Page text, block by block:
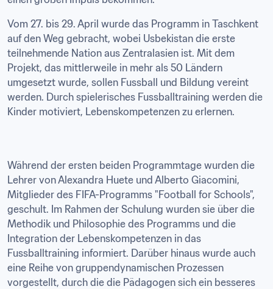
Vom 27. bis 29. April wurde das Programm in Taschkent
auf den Weg gebracht, wobei Usbekistan die erste
teilnehmende Nation aus Zentralasien ist. Mit dem
Projekt, das mittlerweile in mehr als 50 Ländern
umgesetzt wurde, sollen Fussball und Bildung vereint
werden. Durch spielerisches Fussballtraining werden die
Kinder motiviert, Lebenskompetenzen zu erlernen.
Während der ersten beiden Programmtage wurden die
Lehrer von Alexandra Huete und Alberto Giacomini,
Mitglieder des FIFA-Programms "Football for Schools",
geschult. Im Rahmen der Schulung wurden sie über die
Methodik und Philosophie des Programms und die
Integration der Lebenskompetenzen in das
Fussballtraining informiert. Darüber hinaus wurde auch
eine Reihe von gruppendynamischen Prozessen
vorgestellt, durch die die Pädagogen sich ein besseres